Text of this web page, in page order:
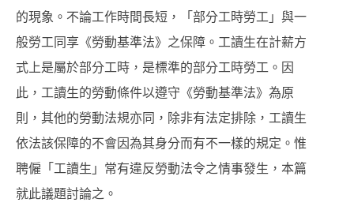
的現象。不論工作時間長短，「部分工時勞工」與一
般勞工同享《勞動基準法》之保障。工讀生在計薪方
式上是屬於部分工時，是標準的部分工時勞工。因
此，工讀生的勞動條件以遵守《勞動基準法》為原
則，其他的勞動法規亦同，除非有法定排除，工讀生
依法該保障的不會因為其身分而有不一樣的規定。惟
聘僱「工讀生」常有違反勞動法令之情事發生，本篇
就此議題討論之。